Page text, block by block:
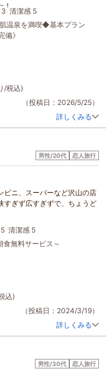
3清潔感 5
温泉を満喫◆基本プラン
備》
/税込)
（投稿日：2026/5/25）
詳しくみる
男性/20代 恋人旅行
ビニ、スーパーなど沢山の店
すぎず広すぎずで、ちょうど
清潔感 5
食無料サービス～
込)
（投稿日：2024/3/19）
詳しくみる
男性/30代 恋人旅行